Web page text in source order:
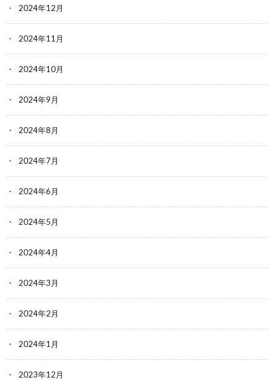
2024年12月
2024年11月
2024年10月
2024年9月
2024年8月
2024年7月
2024年6月
2024年5月
2024年4月
2024年3月
2024年2月
2024年1月
2023年12月